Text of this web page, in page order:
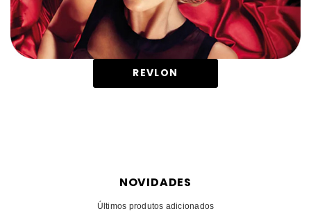
REVLON
NOVIDADES
Últimos produtos adicionados